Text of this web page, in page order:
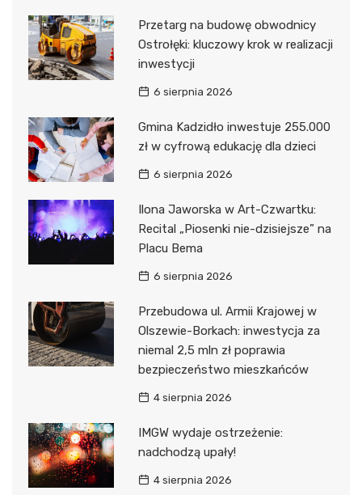
Przetarg na budowę obwodnicy
Ostrołęki: kluczowy krok w realizacji
inwestycji
6 sierpnia 2026
Gmina Kadzidło inwestuje 255.000
zł w cyfrową edukację dla dzieci
6 sierpnia 2026
Ilona Jaworska w Art-Czwartku:
Recital „Piosenki nie-dzisiejsze” na
Placu Bema
6 sierpnia 2026
Przebudowa ul. Armii Krajowej w
Olszewie-Borkach: inwestycja za
niemal 2,5 mln zł poprawia
bezpieczeństwo mieszkańców
4 sierpnia 2026
IMGW wydaje ostrzeżenie:
nadchodzą upały!
4 sierpnia 2026